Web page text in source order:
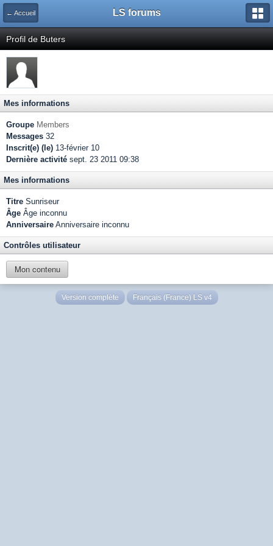
← Accueil LS forums
Profil de Buters
Mes informations
Groupe Members
Messages 32
Inscrit(e) (le) 13-février 10
Dernière activité sept. 23 2011 09:38
Mes informations
Titre Sunriseur
Âge Âge inconnu
Anniversaire Anniversaire inconnu
Contrôles utilisateur
Mon contenu
Version complète Français (France) LS v4